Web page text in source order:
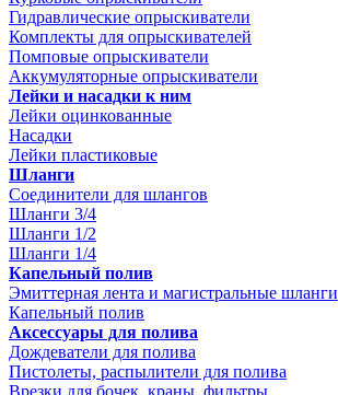
Гидравлические опрыскиватели
Комплекты для опрыскивателей
Помповые опрыскиватели
Аккумуляторные опрыскиватели
Лейки и насадки к ним
Лейки оцинкованные
Насадки
Лейки пластиковые
Шланги
Соединители для шлангов
Шланги 3/4
Шланги 1/2
Шланги 1/4
Капельный полив
Эмиттерная лента и магистральные шланги
Капельный полив
Аксессуары для полива
Дождеватели для полива
Пистолеты, распылители для полива
Врезки для бочек, краны, фильтры